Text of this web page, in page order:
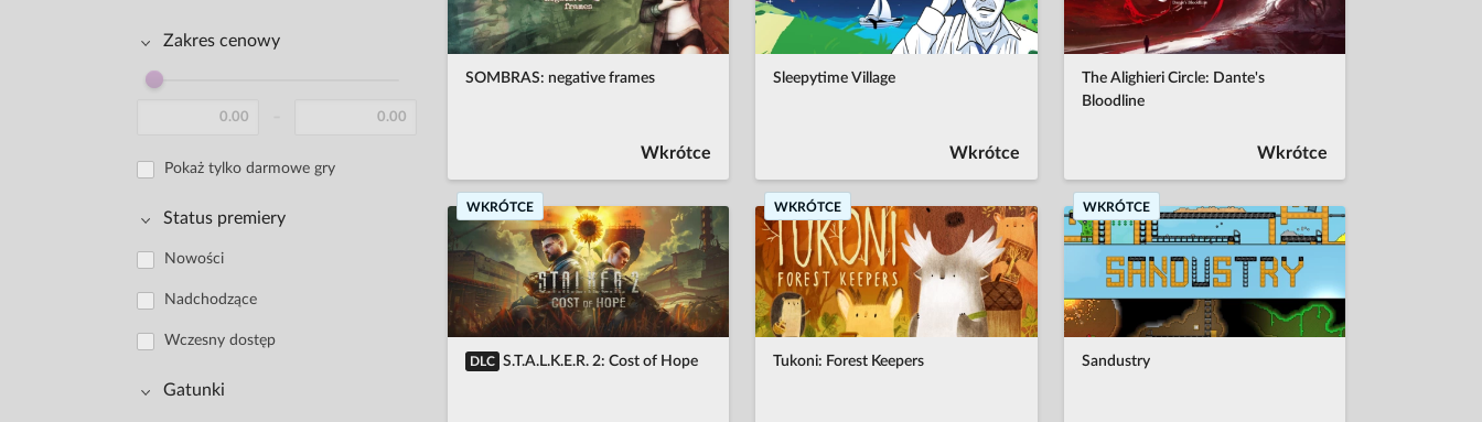
Zakres cenowy
Pokaż tylko darmowe gry
Status premiery
Nowości
Nadchodzące
Wczesny dostęp
Gatunki
SOMBRAS: negative frames
Wkrótce
Sleepytime Village
Wkrótce
The Alighieri Circle: Dante's
Bloodline
Wkrótce
WKRÓTCE
DLC S.T.A.L.K.E.R. 2: Cost of Hope
WKRÓTCE
Tukoni: Forest Keepers
WKRÓTCE
Sandustry